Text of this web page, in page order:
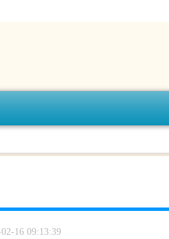
16 09:13:39